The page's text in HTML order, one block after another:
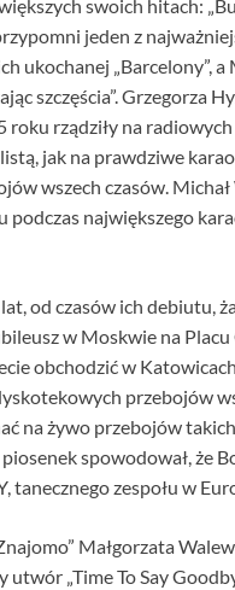
swoich hitach:
jeden z
ukochanej „Barcelony”,
szczęścia”. Grzegorza
roku rządziły na
jak na prawdziwe
wszech czasów.
największego
od czasów ich debiutu,
w Moskwie na
obchodzić w
przebojów
na żywo przebojów
piosenek spowodował, że
tanecznego zespołu w
Małgorzata
„Time To Say